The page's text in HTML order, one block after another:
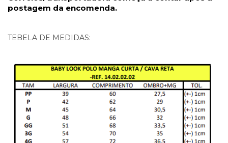
postagem da encomenda.
TEBELA DE MEDIDAS: